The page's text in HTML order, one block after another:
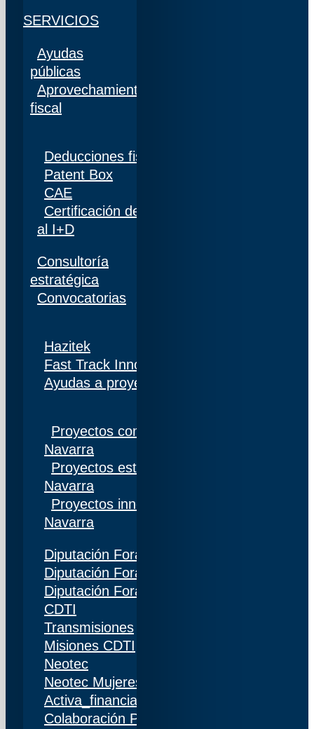
SERVICIOS
Ayudas
públicas
Aprovechamiento
fiscal
Deducciones fiscales
Patent Box
CAE
Certificación de personal adscrito al 100%
al I+D
Consultoría
estratégica
Convocatorias
Hazitek
Fast Track Innobideak
Ayudas a proyectos de I+D+i en Navarra
Proyectos competitivos I+D Gobierno de
Navarra
Proyectos estratégicos I+D Gobierno de
Navarra
Proyectos innovación Gobierno de
Navarra
Diputación Foral de Gipuzkoa
Diputación Foral de Bizkaia
Diputación Foral de Álava
CDTI
Transmisiones
Misiones CDTI
Neotec
Neotec Mujeres
Activa_financiación (IDI)
Colaboración Público-Privada (CPP)